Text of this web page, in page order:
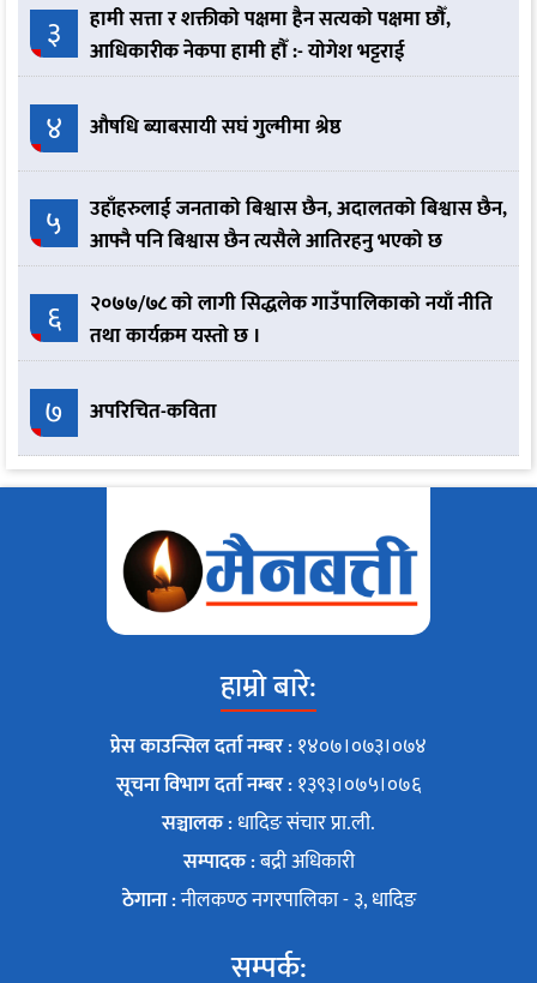
३
हामी सत्ता र शक्तीको पक्षमा हैन सत्यको पक्षमा छौँ,
आधिकारीक नेकपा हामी हौँ :- योगेश भट्टराई
४ औषधि ब्याबसायी सघं गुल्मीमा श्रेष्ठ
५
उहाँहरुलाई जनताको बिश्वास छैन, अदालतको बिश्वास छैन,
आफ्नै पनि बिश्वास छैन त्यसैले आतिरहनु भएको छ
६
२०७७/७८ को लागी सिद्धलेक गाउँपालिकाको नयाँ नीति
तथा कार्यक्रम यस्तो छ ।
७ अपरिचित-कविता
हाम्रो बारे:
प्रेस काउन्सिल दर्ता नम्बर :१४०७।०७३।०७४
सूचना विभाग दर्ता नम्बर :१३९३।०७५।०७६
सञ्चालक :धादिङ संचार प्रा.ली.
सम्पादक :बद्री अधिकारी
ठेगाना :नीलकण्ठ नगरपालिका - ३, धादिङ
सम्पर्क: